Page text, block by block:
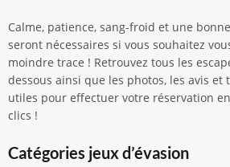
Calme, patience, sang-froid et une
seront nécessaires si vous souhaitez
moindre trace ! Retrouvez tous les
dessous ainsi que les photos, les avis
utiles pour effectuer votre réservation
clics !
Catégories jeux d’évasion